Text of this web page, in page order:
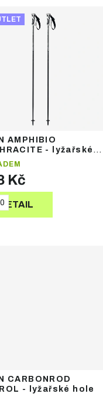
AMPHIBIO
- lyžařské
Kč
CARBONROD
- lyžařské hole